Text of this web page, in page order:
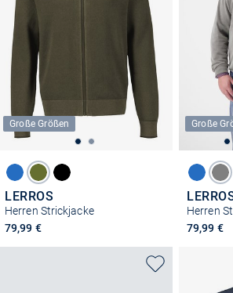
Große Größen
LERROS
Herren Strickjacke
79,99 €
Große
Herren
79,99 €